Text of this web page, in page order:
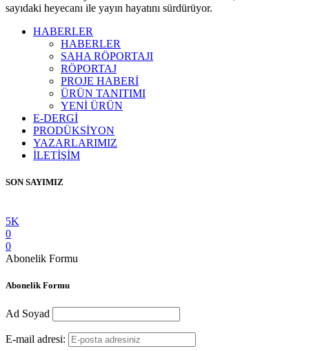
sayıdaki heyecanı ile yayın hayatını sürdürüyor.
HABERLER
HABERLER
SAHA RÖPORTAJI
RÖPORTAJ
PROJE HABERİ
ÜRÜN TANITIMI
YENİ ÜRÜN
E-DERGİ
PRODÜKSİYON
YAZARLARIMIZ
İLETİŞİM
SON SAYIMIZ
5K
0
0
Abonelik Formu
Abonelik Formu
Ad Soyad
E-mail adresi: